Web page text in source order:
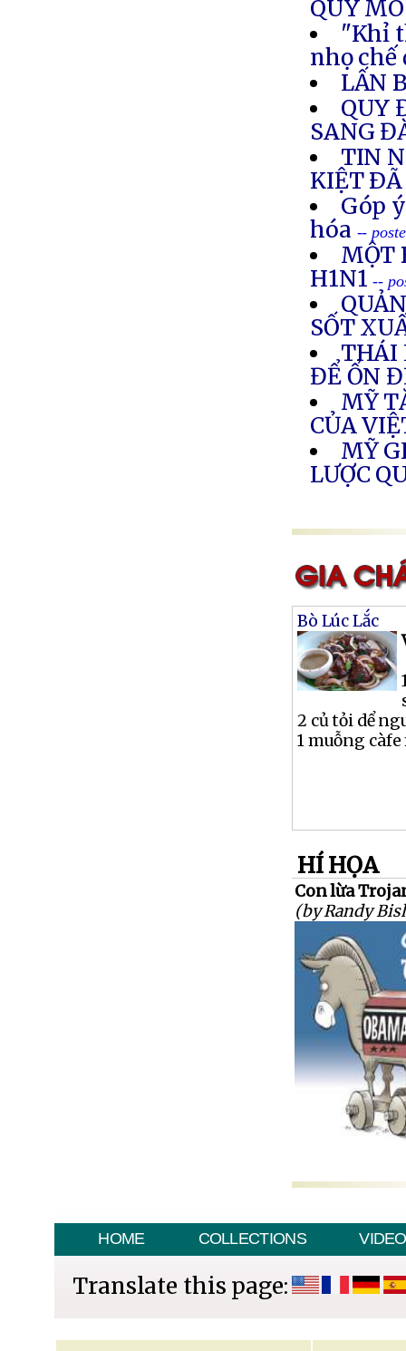
QUY MÔ
"Khỉ
nhọ chế
LẤN
QUY
SANG
TIN
KIỆT
Góp
hóa --
MỘT
H1N1--
SỐT
THÁI
ĐỂ ỔN
MỸ
CỦA
MỸ
LƯỢC
Bò Lúc Lắc
2 củ tỏi dể
1 muỗng
HÍ HỌA
Con lừa
(by Randy
HOME COLLECTIONS VIDEO
Translate this page: